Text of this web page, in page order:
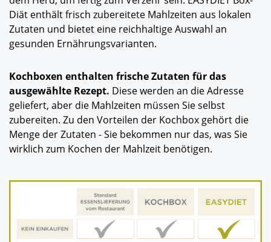
Diät enthält frisch zubereitete Mahlzeiten aus lokalen
Zutaten und bietet eine reichhaltige Auswahl an
gesunden Ernährungsvarianten.
Kochboxen enthalten frische Zutaten für das
ausgewählte Rezept. Diese werden an die Adresse
geliefert, aber die Mahlzeiten müssen Sie selbst
zubereiten. Zu den Vorteilen der Kochbox gehört die
Menge der Zutaten - Sie bekommen nur das, was Sie
wirklich zum Kochen der Mahlzeit benötigen.